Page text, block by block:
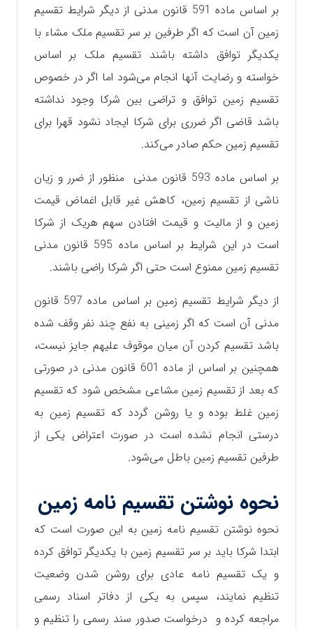
بر اساس ماده 591 قانون مدنی از دیگر شرایط تقسیم
زمین آن است که اگر طرفین بر سر تقسیم ملک مشاء با
یکدیگر توافق داشته باشند تقسیم ملک بر اساس
خواسته و رضایت آنها انجام می‌شود اما اگر در خصوص
تقسیم زمین توافق و تراضی بین شرکا وجود نداشته
باشد قاضی اگر ضرری برای شرکا ایجاد نشود قهرا برای
تقسیم زمین حکم صادر می‌کند.
بر اساس ماده 593 قانون مدنی منظور از ضرر و زیان
ناشی از تقسیم زمین، کاهش غیر قابل اغماض قیمت
زمین و از مالیت و قیمت افتادن سهم هریک از شرکا
است در این شرایط بر اساس ماده 595 قانون مدنی
تقسیم زمین ممنوع است حتی اگر شرکا راضی باشند.
از دیگر شرایط تقسیم زمین بر اساس ماده 597 قانون
مدنی آن است که اگر زمینی به نفع چند نفر وقف شده
باشد تقسیم کردن آن میان موقوف علیهم جایز نیست،
همچنین بر اساس از ماده 601 قانون مدنی در صورتی
که بعد از تقسیم زمین مشاعی مشخص شود که تقسیم
زمین غلط بوده و یا روشن گردد که تقسیم زمین به
درستی انجام نشده است در صورت اعتراض یکی از
طرفین تقسیم زمین باطل می‌شود.
نحوه نوشتن تقسیم نامه زمین
نحوه نوشتن تقسیم نامه زمین به این صورت است که
ابتدا شرکا باید بر سر تقسیم زمین با یکدیگر توافق کرده
و یک تقسیم نامه عادی برای روشن شدن وضعیت
تنظیم نمایند، سپس به یکی از دفاتر اسناد رسمی
مراجعه کرده و درخواست صدور سند رسمی را تنظیم و